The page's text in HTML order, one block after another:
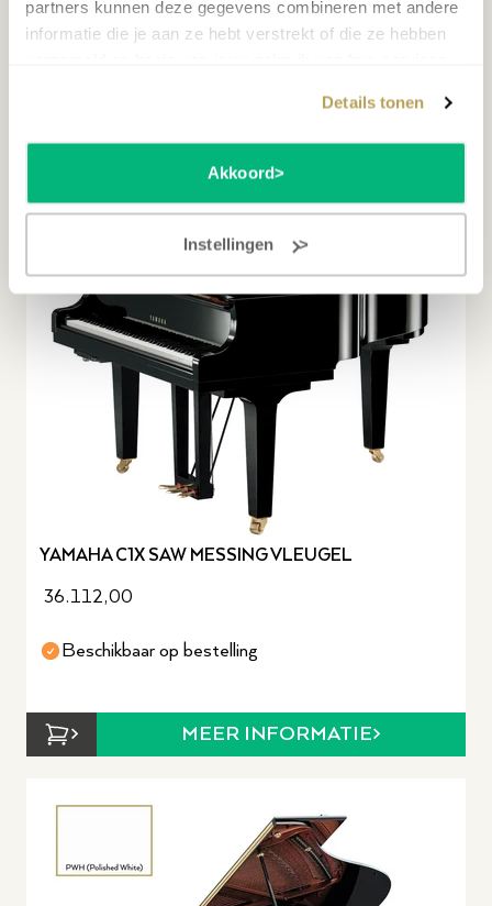
partners kunnen deze gegevens combineren met andere
informatie die je aan ze hebt verstrekt of die ze hebben
Details tonen
Akkoord
Instellingen
MEER INFORMATIE
YAMAHA C1X SAW MESSING VLEUGEL
36.112,00
Beschikbaar op bestelling
MEER INFORMATIE